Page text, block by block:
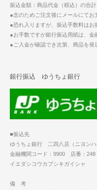
振込金額：商品代金（税込）の合計
●念のためご注文後にメールにてお
●恐れ入りますが、振込手数料はお
●お手数ですが銀行振込用紙は、金
●ご入金が確認でき次第、商品を発
銀行振込 ゆうちょ銀行
■振込先
ゆうちょ銀行 二四八店（ニヨンハ
金融機関コード：9900 店番：
イエダシコウカブシキガイシャ
備 考